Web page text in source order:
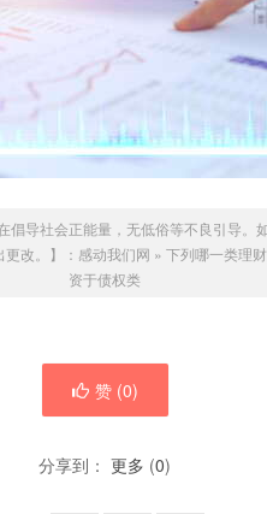
倡导社会正能量，无低俗等不良引导
改。】： 感动我们网 » 下列哪一类理
资于债权类
赞 (0)
分享到： 更多 (0)